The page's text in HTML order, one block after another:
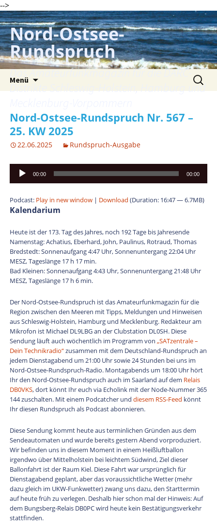
-->
Zum
Inhalt
springen
Nord-Ostsee-
Rundspruch
Das Amateurfunkmagazin für die DARC-
Distrikte Schleswig-Holstein, Hamburg und
Menü
Suchen
nach:
Nord-Ostsee-Rundspruch Nr. 567 –
25. KW 2025
22.06.2025 Rundspruch-Ausgabe
Audio-
Player
00:00 00:00
Podcast: Play in new window | Download (Duration: 16:47 — 6.7MB)
Kalendarium
Heute ist der 173. Tag des Jahres, noch 192 Tage bis Jahresende
Namenstag: Achatius, Eberhard, John, Paulinus, Rotraud, Thomas
Bredstedt: Sonnenaufgang 4:47 Uhr, Sonnenuntergang 22:04 Uhr
MESZ, Tageslänge 17 h 17 min.
Bad Kleinen: Sonnenaufgang 4:43 Uhr, Sonnenuntergang 21:48 Uhr
MESZ, Tageslänge 17 h 6 min.
Der Nord-Ostsee-Rundspruch ist das Amateurfunkmagazin für die
Region zwischen den Meeren mit Tipps, Meldungen und Hinweisen
aus Schleswig-Holstein, Hamburg und Mecklenburg. Redakteur am
Mikrofon ist Michael DL9LBG an der Clubstation DL0SH. Diese
Sendung läuft auch wöchentlich im Programm von „SATzentrale –
Dein Technikradio“zusammen mit dem Deutschland-Rundspruch an
jedem Dienstagabend um 21:00 Uhr sowie 24 Stunden bei uns im
Nord-Ostsee-Rundspruch-Radio. Montagabends um 18:00 Uhr hört
Ihr den Nord-Ostsee-Rundspruch auch im Saarland auf dem Relais
DB0VKS, dort könnt Ihr euch via Echolink mit der Node-Nummer 365
144 zuschalten. Mit einem Podcatcher und diesem RSS-Feed könnt
Ihr diesen Rundspruch als Podcast abonnieren.
Diese Sendung kommt heute aus terminlichen Gründen aus dem
Sendeautomaten und wurde bereits gestern Abend vorproduziert.
Wir befinden uns in diesem Moment in einem Heißluftballon
irgendwo über Mittelholstein bei leichtem Südwind, Ziel dieser
Ballonfahrt ist der Raum Kiel. Diese Fahrt war ursprünglich für
Dienstagabend geplant, aber das voraussichtliche Wetter (mehr
dazu gleich im UKW-Funkwetter) zwang uns dazu, den Starttermin
auf heute früh zu verlegen. Deshalb hier schon mal der Hinweis: Auf
dem Bungsberg-Relais DB0PC wird heute kein Bestätigungsverkehr
stattfinden.